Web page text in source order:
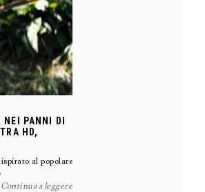
PANNI DI
HD,
al popolare
Continua a leggere